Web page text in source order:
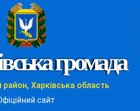
громада
район, Харківська область
сайт